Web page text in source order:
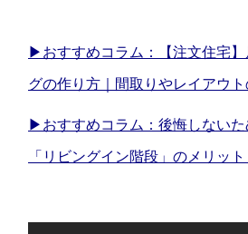
▶おすすめコラム：【注文住宅
グの作り方｜間取りやレイアウ
▶おすすめコラム：後悔しない
「リビングイン階段」のメリッ